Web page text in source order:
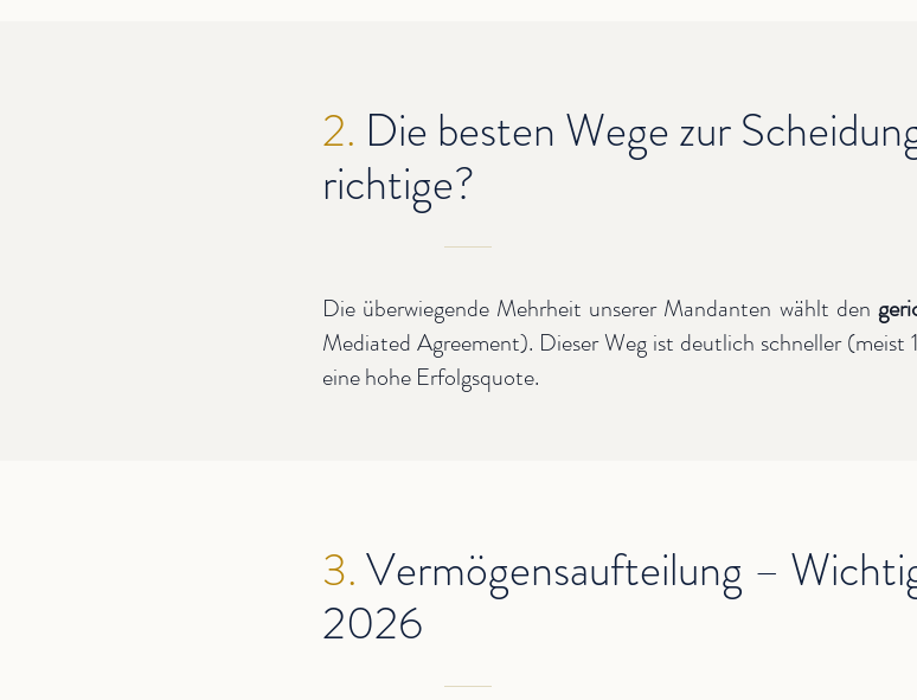
2. Die besten Wege zur
richtige?
Die überwiegende Mehrheit unserer Mandanten wählt den
Mediated Agreement). Dieser Weg ist deutlich schneller
eine hohe Erfolgsquote.
3.Vermögensaufteilung –
2026